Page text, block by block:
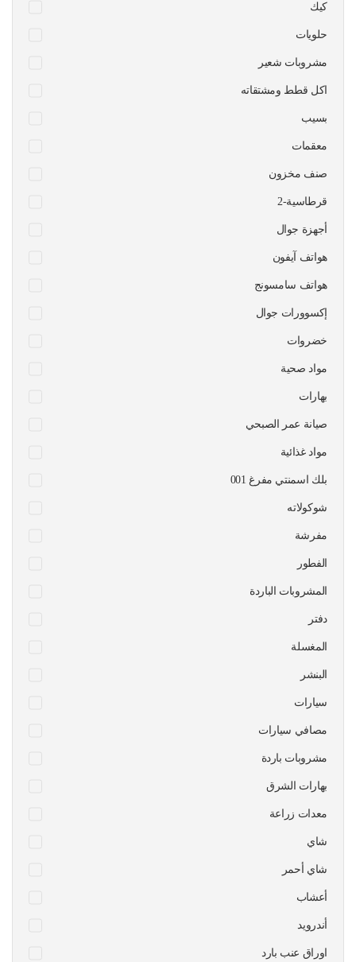
كيك
حلويات
مشروبات شعير
اكل قطط ومشتقاته
بسيب
معقمات
صنف مخزون
قرطاسية-2
أجهزة جوال
هواتف آيفون
هواتف سامسونج
إكسوورات جوال
خضروات
مواد صحية
بهارات
صيانة عمر الصبحي
مواد غذائية
بلك اسمنتي مفرغ 001
شوكولاته
مفرشة
الفطور
المشروبات الباردة
دفتر
المغسلة
البنشر
سيارات
مصافي سيارات
مشروبات باردة
بهارات الشرق
معدات زراعة
شاي
شاي أحمر
أعشاب
أندرويد
اوراق عنب بارد